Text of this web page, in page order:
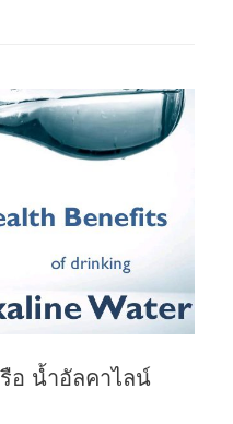
อ น้ำอัลคาไลน์